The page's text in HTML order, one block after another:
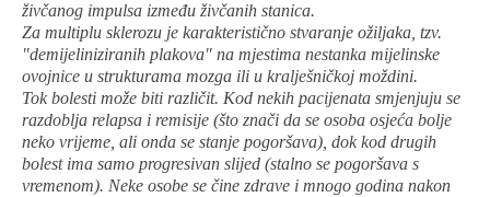
živčanog impulsa između živčanih stanica.
Za multiplu sklerozu je karakteristično stvaranje ožiljaka, tzv.
"demijeliniziranih plakova" na mjestima nestanka mijelinske
ovojnice u strukturama mozga ili u kralješničkoj moždini.
Tok bolesti može biti različit. Kod nekih pacijenata smjenjuju se
razdoblja relapsa i remisije (što znači da se osoba osjeća bolje
neko vrijeme, ali onda se stanje pogoršava), dok kod drugih
bolest ima samo progresivan slijed (stalno se pogoršava s
vremenom). Neke osobe se čine zdrave i mnogo godina nakon